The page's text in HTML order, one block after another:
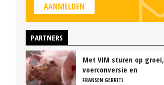
AANMELDEN
PARTNERS
Met VIM sturen op groei,
voerconversie en
rendement
FRANSEN GERRITS